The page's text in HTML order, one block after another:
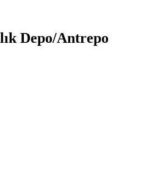
Depo/Antrepo